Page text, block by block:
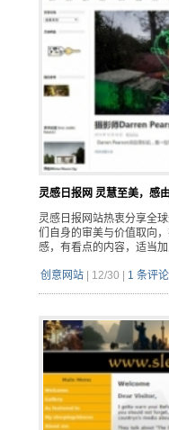
灵感日报网 灵慧至美，感
灵感日报网站热衷分享全
们自身的审美与价值取向
感，有看点的内容，适当
创意网站| 12/30 1 条评论